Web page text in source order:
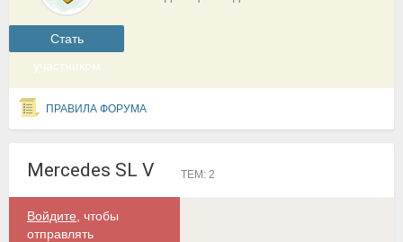
Cтать
участником
ПРАВИЛА ФОРУМА
Mercedes SL V ТЕМ: 2
Войдите , чтобы
отправлять